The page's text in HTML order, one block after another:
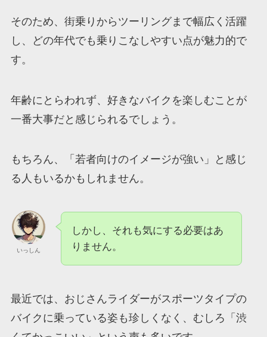
そのため、街乗りからツーリングまで幅広く活躍
し、どの年代でも乗りこなしやすい点が魅力的で
す。
年齢にとらわれず、好きなバイクを楽しむことが
一番大事だと感じられるでしょう。
もちろん、「若者向けのイメージが強い」と感じ
る人もいるかもしれません。
いっしん
しかし、それも気にする必要はあ
りません。
最近では、おじさんライダーがスポーツタイプの
バイクに乗っている姿も珍しくなく、むしろ「渋